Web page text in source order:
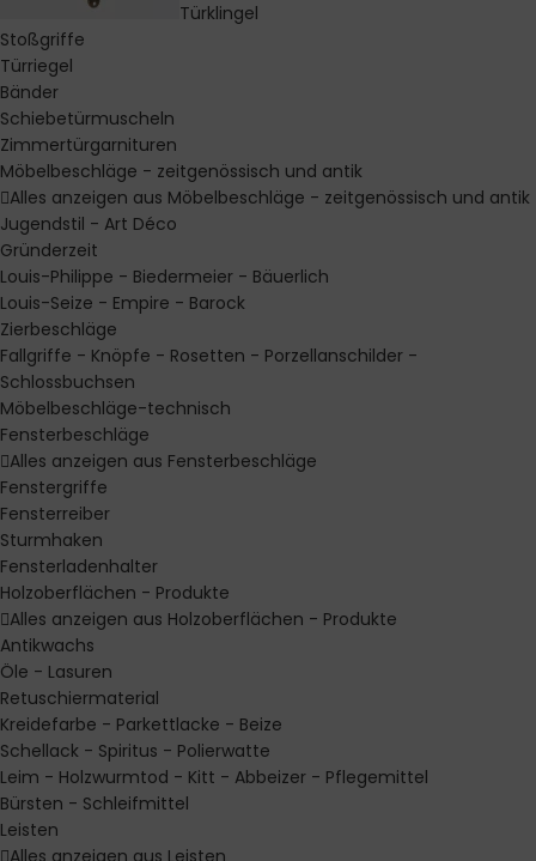
Türklingel
Stoßgriffe
Türriegel
Bänder
Schiebetürmuscheln
Zimmertürgarnituren
Möbelbeschläge - zeitgenössisch und antik
Alles anzeigen aus Möbelbeschläge - zeitgenössisch und antik
Jugendstil - Art Déco
Gründerzeit
Louis-Philippe - Biedermeier - Bäuerlich
Louis-Seize - Empire - Barock
Zierbeschläge
Fallgriffe - Knöpfe - Rosetten - Porzellanschilder -
Schlossbuchsen
Möbelbeschläge-technisch
Fensterbeschläge
Alles anzeigen aus Fensterbeschläge
Fenstergriffe
Fensterreiber
Sturmhaken
Fensterladenhalter
Holzoberflächen - Produkte
Alles anzeigen aus Holzoberflächen - Produkte
Antikwachs
Öle - Lasuren
Retuschiermaterial
Kreidefarbe - Parkettlacke - Beize
Schellack - Spiritus - Polierwatte
Leim - Holzwurmtod - Kitt - Abbeizer - Pflegemittel
Bürsten - Schleifmittel
Leisten